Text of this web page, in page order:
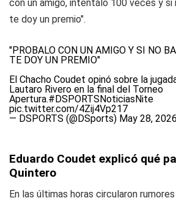
con un amigo, intentálo 100 veces y si
te doy un premio".
"PROBALO CON UN AMIGO Y SI NO
TE DOY UN PREMIO"
El Chacho Coudet opinó sobre la
Lautaro Rivero en la final del Torneo
Apertura.#DSPORTSNoticiasNite
pic.twitter.com/4Zij4Vp217
— DSPORTS (@DSports) May 28, 2026
Eduardo Coudet explicó qué
Quintero
En las últimas horas circularon